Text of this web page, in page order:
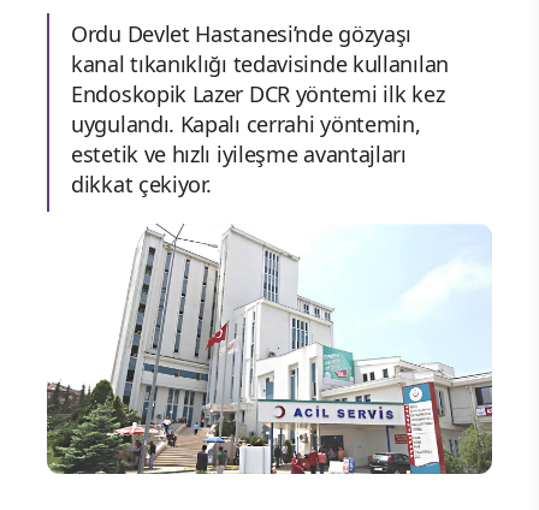
Ordu Devlet Hastanesi’nde gözyaşı
kanal tıkanıklığı tedavisinde kullanılan
Endoskopik Lazer DCR yöntemi ilk kez
uygulandı. Kapalı cerrahi yöntemin,
estetik ve hızlı iyileşme avantajları
dikkat çekiyor.